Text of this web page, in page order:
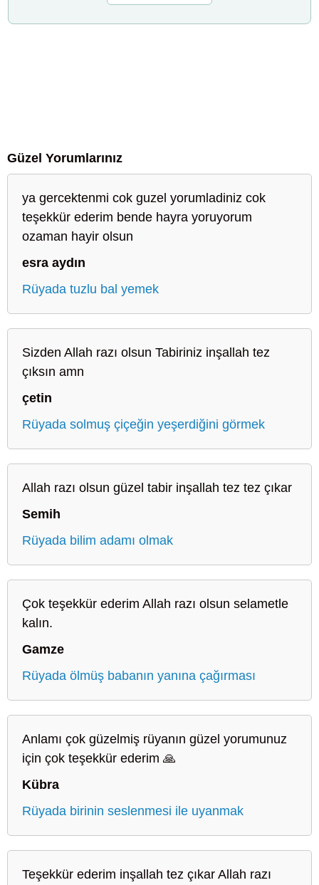
Güzel Yorumlarınız
ya gercektenmi cok guzel yorumladiniz cok
teşekkür ederim bende hayra yoruyorum
ozaman hayir olsun
esra aydın
Rüyada tuzlu bal yemek
Sizden Allah razı olsun Tabiriniz inşallah tez
çıksın amn
çetin
Rüyada solmuş çiçeğin yeşerdiğini görmek
Allah razı olsun güzel tabir inşallah tez tez çıkar
Semih
Rüyada bilim adamı olmak
Çok teşekkür ederim Allah razı olsun selametle
kalın.
Gamze
Rüyada ölmüş babanın yanına çağırması
Anlamı çok güzelmiş rüyanın güzel yorumunuz
için çok teşekkür ederim 🙏
Kübra
Rüyada birinin seslenmesi ile uyanmak
Teşekkür ederim inşallah tez çıkar Allah razı